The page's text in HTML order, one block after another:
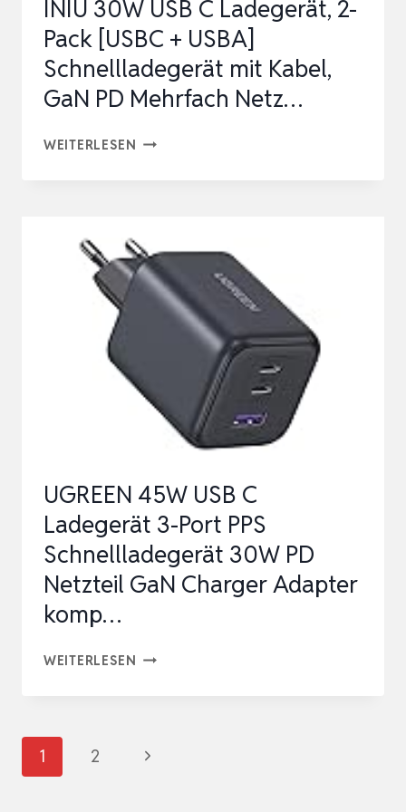
INIU 30W USB C Ladegerät, 2-
Pack [USBC + USBA]
Schnellladegerät mit Kabel,
GaN PD Mehrfach Netz…
WEITERLESEN INIU
LADEGERÄT,
2-
PACK
USBA]
SCHNELLLADEGERÄT
GAN
PD
MEHRFACH
NETZ…
UGREEN 45W USB C
Ladegerät 3-Port PPS
Schnellladegerät 30W PD
Netzteil GaN Charger Adapter
komp…
WEITERLESEN UGREEN
LADEGERÄT
Seitennavigation
1 2
Nächste